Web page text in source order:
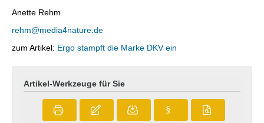
Anette Rehm
rehm@media4nature.de
zum Artikel: Ergo stampft die Marke DKV ein
Artikel-Werkzeuge für Sie
§